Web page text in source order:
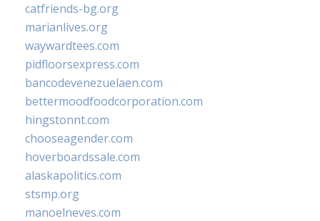
catfriends-bg.org
marianlives.org
waywardtees.com
pidfloorsexpress.com
bancodevenezuelaen.com
bettermoodfoodcorporation.com
hingstonnt.com
chooseagender.com
hoverboardssale.com
alaskapolitics.com
stsmp.org
manoelneves.com